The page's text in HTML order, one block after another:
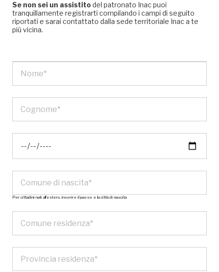
Se non sei un assistitodel patronato Inac puoi
tranquillamente registrarti compilando i campi di seguito
riportati e sarai contattato dalla sede territoriale Inac a te
più vicina.
Per cittadini nati all’estero, inserire il paese e la città di nascita